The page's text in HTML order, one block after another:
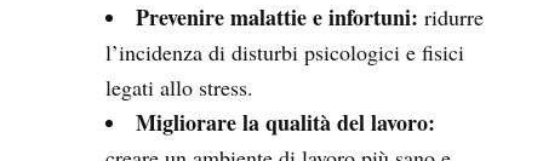
Prevenire malattie e infortuni: ridurre
l’incidenza di disturbi psicologici e fisici
legati allo stress.
Migliorare la qualità del lavoro: